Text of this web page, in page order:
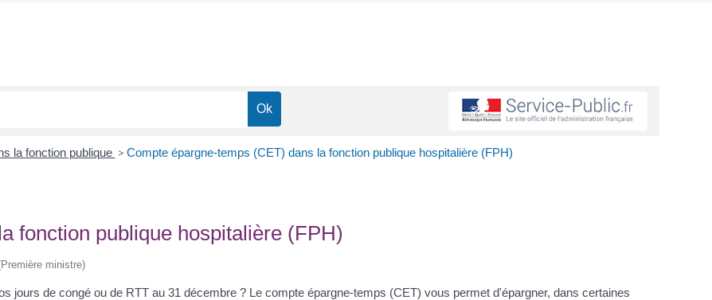
la fonction publique > Compte épargne-temps (CET) dans la fonction publique hospitalière (FPH)
fonction publique hospitalière (FPH)
ministre)
jours de congé ou de RTT au 31 décembre ? Le compte épargne-temps (CET) vous permet d'épargner, dans certaines